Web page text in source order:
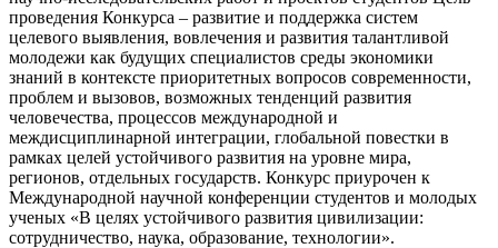
проведения Конкурса – развитие и поддержка систем
целевого выявления, вовлечения и развития талантливой
молодежи как будущих специалистов среды экономики
знаний в контексте приоритетных вопросов современности,
проблем и вызовов, возможных тенденций развития
человечества, процессов международной и
междисциплинарной интеграции, глобальной повестки в
рамках целей устойчивого развития на уровне мира,
регионов, отдельных государств. Конкурс приурочен к
Международной научной конференции студентов и молодых
ученых «В целях устойчивого развития цивилизации:
сотрудничество, наука, образование, технологии».